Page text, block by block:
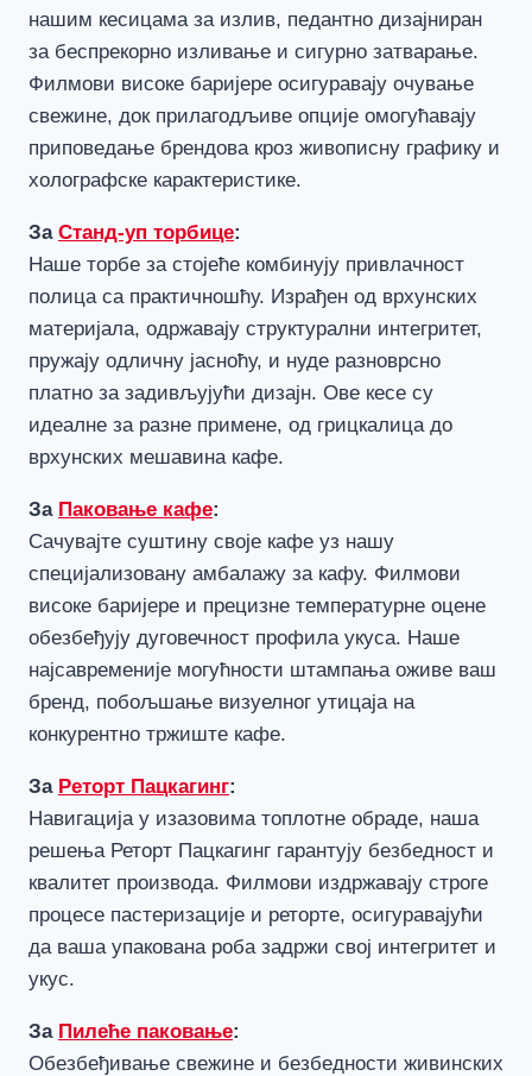
нашим кесицама за излив, педантно дизајниран
за беспрекорно изливање и сигурно затварање.
Филмови високе баријере осигуравају очување
свежине, док прилагодљиве опције омогућавају
приповедање брендова кроз живописну графику и
холографске карактеристике.
За Станд-уп торбице:
Наше торбе за стојеће комбинују привлачност
полица са практичношћу. Израђен од врхунских
материјала, одржавају структурални интегритет,
пружају одличну јасноћу, и нуде разноврсно
платно за задивљујући дизајн. Ове кесе су
идеалне за разне примене, од грицкалица до
врхунских мешавина кафе.
За Паковање кафе:
Сачувајте суштину своје кафе уз нашу
специјализовану амбалажу за кафу. Филмови
високе баријере и прецизне температурне оцене
обезбеђују дуговечност профила укуса. Наше
најсавременије могућности штампања оживе ваш
бренд, побољшање визуелног утицаја на
конкурентно тржиште кафе.
За Реторт Пацкагинг:
Навигација у изазовима топлотне обраде, наша
решења Реторт Пацкагинг гарантују безбедност и
квалитет производа. Филмови издржавају строге
процесе пастеризације и реторте, осигуравајући
да ваша упакована роба задржи свој интегритет и
укус.
За Пилеће паковање:
Обезбеђивање свежине и безбедности живинских